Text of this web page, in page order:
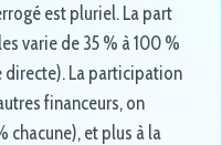
est pluriel. La part
varie de 35 % à 100 %
directe). La participation
financeurs, on
chacune), et plus à la